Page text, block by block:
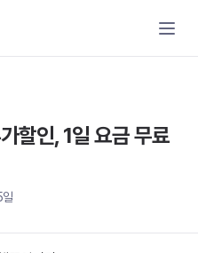
가할인, 1일
할인, 1일 요금 무료